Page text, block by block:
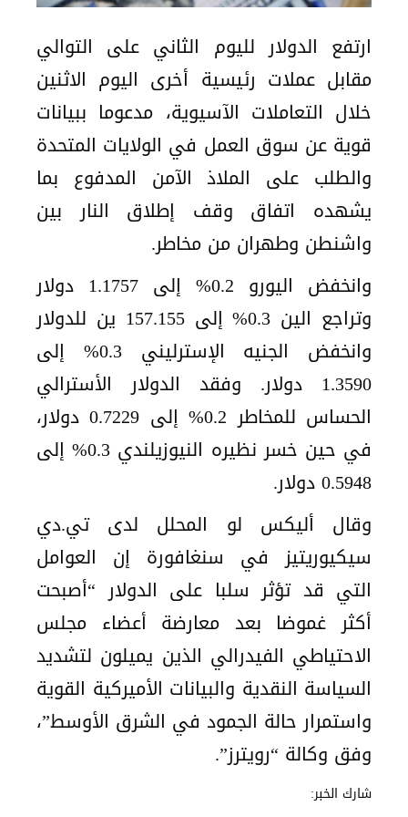
ارتفع الدولار لليوم الثاني على التوالي
مقابل عملات رئيسية أخرى اليوم الاثنين
خلال التعاملات الآسيوية، مدعوما ببيانات
قوية عن سوق العمل في الولايات المتحدة
والطلب على الملاذ الآمن المدفوع بما
يشهده اتفاق وقف إطلاق النار بين
واشنطن وطهران من مخاطر.
وانخفض اليورو 0.2% إلى 1.1757 دولار
وتراجع الين 0.3% إلى 157.155 ين للدولار
وانخفض الجنيه الإسترليني 0.3% إلى
1.3590 دولار. وفقد الدولار الأسترالي
الحساس للمخاطر 0.2% إلى 0.7229 دولار،
في حين خسر نظيره النيوزيلندي 0.3% إلى
0.5948 دولار.
وقال أليكس لو المحلل لدى تي.دي
سيكيوريتيز في سنغافورة إن العوامل
التي قد تؤثر سلبا على الدولار “أصبحت
أكثر غموضا بعد معارضة أعضاء مجلس
الاحتياطي الفيدرالي الذين يميلون لتشديد
السياسة النقدية والبيانات الأميركية القوية
واستمرار حالة الجمود في الشرق الأوسط”،
وفق وكالة “رويترز”.
شارك الخبر: